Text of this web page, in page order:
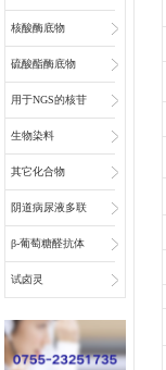
核酸酶底物
硫酸酯酶底物
用于NGS的核苷
和核苷酸
生物染料
其它化合物
阴道病尿液多联
检底物
β-葡萄糖醛抗体
偶联物连接子
试卤灵